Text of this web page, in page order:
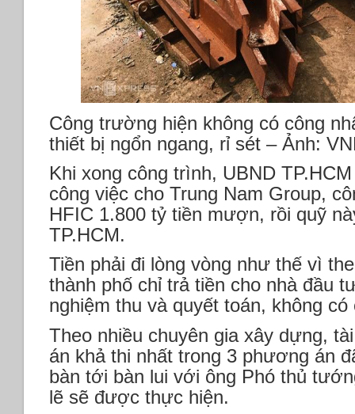
Công trường hiện không có công
thiết bị ngổn ngang, rỉ sét – Ảnh:
Khi xong công trình, UBND
công việc cho Trung Nam Group,
HFIC 1.800 tỷ tiền mượn, rồi quỹ
TP.HCM.
Tiền phải đi lòng vòng như thế vì
thành phố chỉ trả tiền cho nhà đầu
nghiệm thu và quyết toán, không
Theo nhiều chuyên gia xây dựng,
án khả thi nhất trong 3 phương án
bàn tới bàn lui với ông Phó thủ
lẽ sẽ được thực hiện.